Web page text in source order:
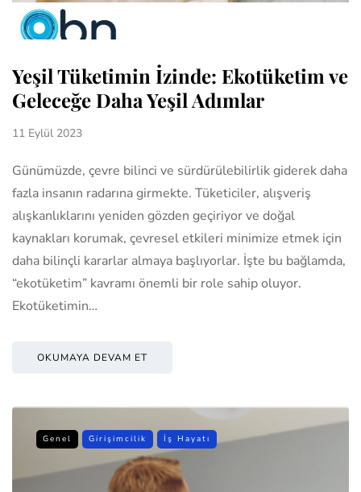
Yeşil Tüketimin İzinde: Ekotüketim ve
Geleceğe Daha Yeşil Adımlar
11 Eylül 2023
Günümüzde, çevre bilinci ve sürdürülebilirlik giderek daha
fazla insanın radarına girmekte. Tüketiciler, alışveriş
alışkanlıklarını yeniden gözden geçiriyor ve doğal
kaynakları korumak, çevresel etkileri minimize etmek için
daha bilinçli kararlar almaya başlıyorlar. İşte bu bağlamda,
“ekotüketim” kavramı önemli bir role sahip oluyor.
Ekotüketimin…
OKUMAYA DEVAM ET
Genel Girişimcilik İş Hayatı